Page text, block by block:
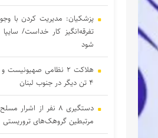
پزشکیان: مدیریت کردن با
تفرقه‌انگیز کار خداست/
شود
هلاکت ۲ نظامی
۴ تن دیگر در جنوب لبنان
دستگیری ۸ نفر از
مرتبطین گروهک‌های تروریستی